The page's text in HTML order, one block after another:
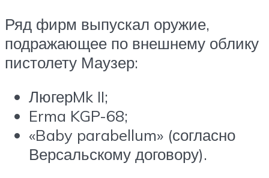
Ряд фирм выпускал оружие,
подражающее по внешнему облику
пистолету Маузер:
ЛюгерMk II;
Erma KGP-68;
«Baby parabellum» (согласно
Версальскому договору).